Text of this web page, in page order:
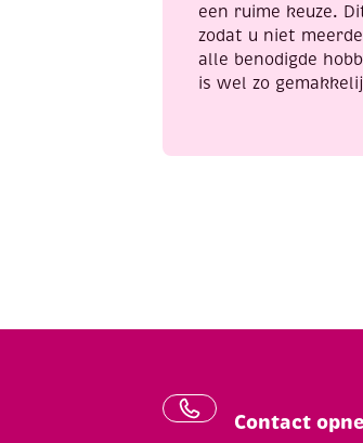
een ruime keuze.
zodat u niet
alle benodigde
is wel zo
Contact